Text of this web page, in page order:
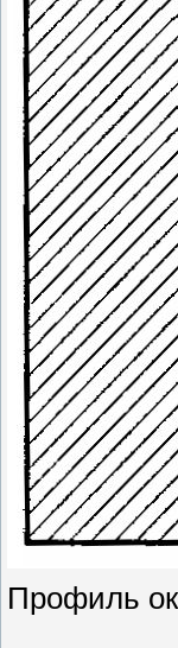
Профиль